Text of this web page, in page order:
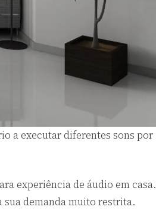
a executar diferentes sons por
experiência de áudio em casa.
demanda muito restrita.